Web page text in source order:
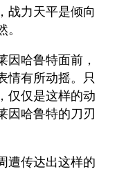
战力天平是倾向
因哈鲁特面前，
情有所动摇。只
仅仅是这样的动
因哈鲁特的刀刃
遭传达出这样的